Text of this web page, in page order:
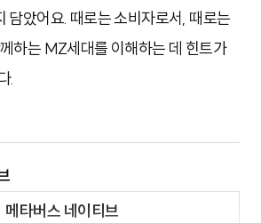
담았어요. 때로는 소비자로서, 때로는
하는 MZ세대를 이해하는 데 힌트가
.
메타버스 네이티브